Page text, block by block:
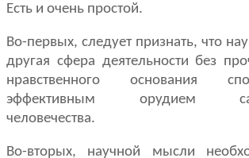
Есть и очень простой.
Во-первых, следует признать, что
другая сфера деятельности без
нравственного основания
эффективным орудием
человечества.
Во-вторых, научной мысли